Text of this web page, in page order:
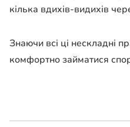
кілька вдихів-видихів
Знаючи всі ці нескладні
комфортно займатися